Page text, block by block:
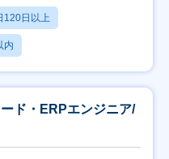
120日以上
内
ド・ERPエンジニア/